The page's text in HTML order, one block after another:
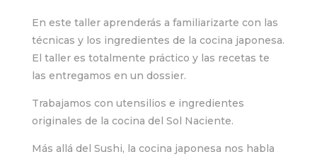
En este taller aprenderás a familiarizarte con las
técnicas y los ingredientes de la cocina japonesa.
El taller es totalmente práctico y las recetas te
las entregamos en un dossier.
Trabajamos con utensilios e ingredientes
originales de la cocina del Sol Naciente.
Más allá del Sushi, la cocina japonesa nos habla